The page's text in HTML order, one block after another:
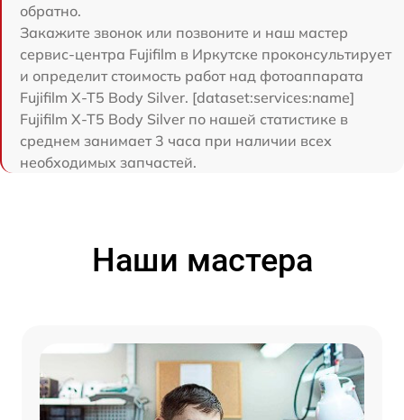
обратно.
Закажите звонок или позвоните и наш мастер
сервис-центра Fujifilm в Иркутске проконсультирует
и определит стоимость работ над фотоаппарата
Fujifilm X-T5 Body Silver. [dataset:services:name]
Fujifilm X-T5 Body Silver по нашей статистике в
среднем занимает 3 часа при наличии всех
необходимых запчастей.
Наши мастера